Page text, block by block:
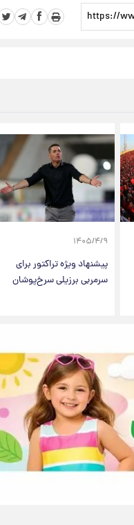
۱۴۰۵/۴/۹
پیشنهاد ویژه تراکتور برای
سرمربی برزیلی سرخ‌پوشان